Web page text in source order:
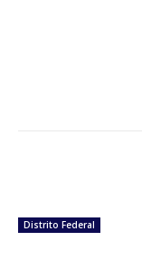
Distrito Federal